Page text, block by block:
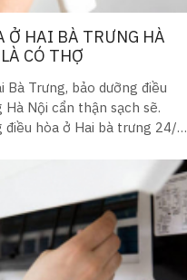
Ở HAI BÀ TRƯNG HÀ
CÓ THỢ
Bà Trưng, bảo dưỡng điều
Hà Nội cẩn thận sạch sẽ.
điều hòa ở Hai bà trưng 24/7